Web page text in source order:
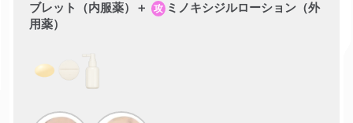
ブレット（内服薬）＋
攻 ミノキシジルローション（外
用薬）